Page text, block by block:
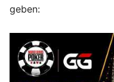
geben: